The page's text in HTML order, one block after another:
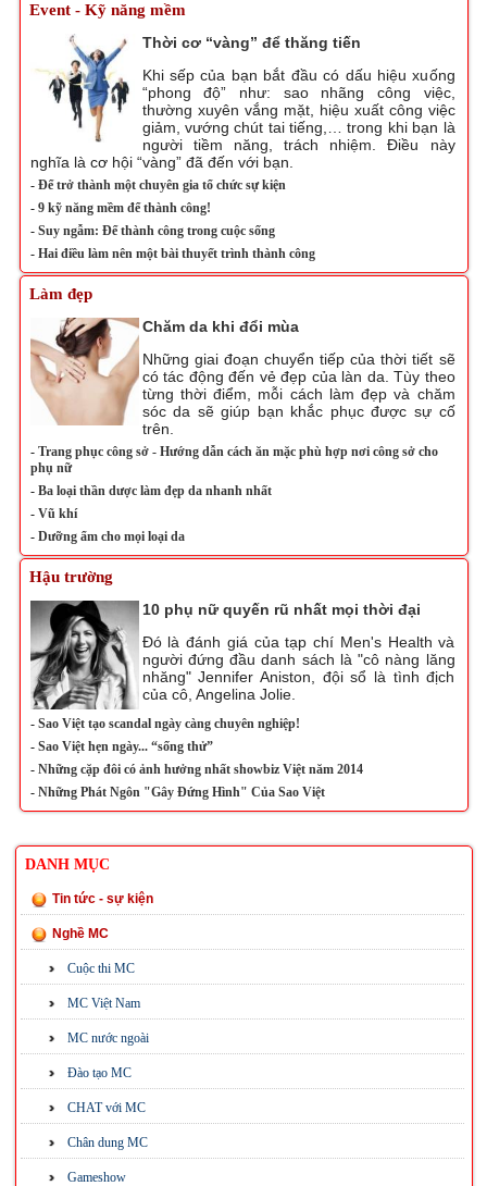
Event - Kỹ năng mềm
Thời cơ “vàng” để thăng tiến
Khi sếp của bạn bắt đầu có dấu hiệu xuống
“phong độ” như: sao nhãng công việc,
thường xuyên vắng mặt, hiệu xuất công việc
giảm, vướng chút tai tiếng,… trong khi bạn là
người tiềm năng, trách nhiệm. Điều này
nghĩa là cơ hội “vàng” đã đến với bạn.
- Để trở thành một chuyên gia tổ chức sự kiện
- 9 kỹ năng mềm để thành công!
- Suy ngẫm: Để thành công trong cuộc sống
- Hai điều làm nên một bài thuyết trình thành công
Làm đẹp
Chăm da khi đổi mùa
Những giai đoạn chuyển tiếp của thời tiết sẽ
có tác động đến vẻ đẹp của làn da. Tùy theo
từng thời điểm, mỗi cách làm đẹp và chăm
sóc da sẽ giúp bạn khắc phục được sự cố
trên.
- Trang phục công sở - Hướng dẫn cách ăn mặc phù hợp nơi công sở cho
phụ nữ
- Ba loại thần dược làm đẹp da nhanh nhất
- Vũ khí
- Dưỡng ẩm cho mọi loại da
Hậu trường
10 phụ nữ quyến rũ nhất mọi thời đại
Đó là đánh giá của tạp chí Men's Health và
người đứng đầu danh sách là "cô nàng lăng
nhăng" Jennifer Aniston, đội sổ là tình địch
của cô, Angelina Jolie.
- Sao Việt tạo scandal ngày càng chuyên nghiệp!
- Sao Việt hẹn ngày... “sống thử”
- Những cặp đôi có ảnh hưởng nhất showbiz Việt năm 2014
- Những Phát Ngôn "Gây Đứng Hình" Của Sao Việt
DANH MỤC
Tin tức - sự kiện
Nghề MC
Cuộc thi MC
MC Việt Nam
MC nước ngoài
Đào tạo MC
CHAT với MC
Chân dung MC
Gameshow